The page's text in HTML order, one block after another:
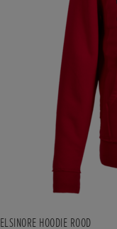
ELSINORE HOODIE ROOD